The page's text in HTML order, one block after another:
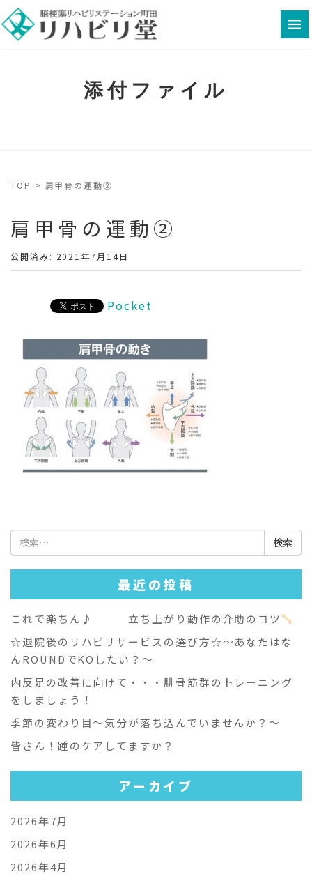
添付ファイル
TOP > 肩甲骨の運動②
肩甲骨の運動②
公開済み: 2021年7月14日
Pocket
検
索:
最近の投稿
これで楽ちん♪ 立ち上がり動作の介助のコツ
☆退院後のリハビリサービスの選び方☆～あなたはな
んROUNDでKOしたい？～
内反足の改善に向けて・・・腓骨筋群のトレーニング
をしましょう！
季節の変わり目～気分が落ち込んでいませんか？～
皆さん！踵のケアしてますか？
アーカイブ
2026年7月
2026年6月
2026年4月